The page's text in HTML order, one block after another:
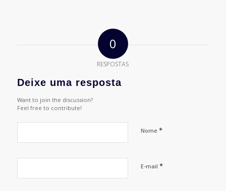
0
RESPOSTAS
Deixe uma resposta
Want to join the discussion?
Feel free to contribute!
Nome *
E-mail *